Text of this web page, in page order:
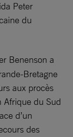
Peter
du
Benenson a
Bretagne
aux procès
Afrique du Sud
d’un
des